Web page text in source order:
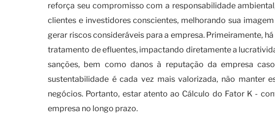
reforça seu compromisso com a responsabilidade
clientes e investidores conscientes, melhorando sua
gerar riscos consideráveis para a empresa. Primeiramente,
tratamento de efluentes, impactando diretamente a
sanções, bem como danos à reputação da empresa
sustentabilidade é cada vez mais valorizada, não manter
negócios. Portanto, estar atento ao Cálculo do Fator K -
empresa no longo prazo.